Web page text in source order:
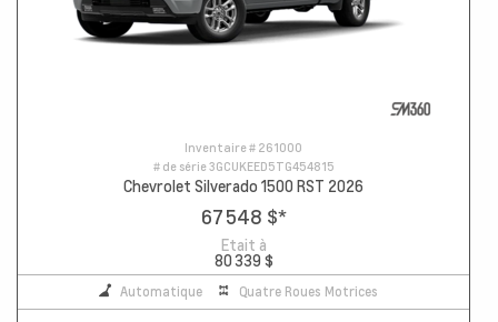
Inventaire # 261000
# de série3GCUKEED5TG454815
Chevrolet Silverado 1500 RST 2026
67 548 $*
Etait à
80 339 $
Automatique Quatre Roues Motrices